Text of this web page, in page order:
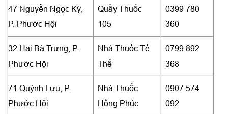
47 Nguyễn Ngọc Kỳ,
P. Phước Hội
Quầy Thuốc
105
0399 780
360
32 Hai Bà Trưng, P.
Phước Hội
Nhà Thuốc Tế
Thế
0799 892
368
71 Quỳnh Lưu, P.
Phước Hội
Nhà Thuốc
Hồng Phúc
0907 574
092